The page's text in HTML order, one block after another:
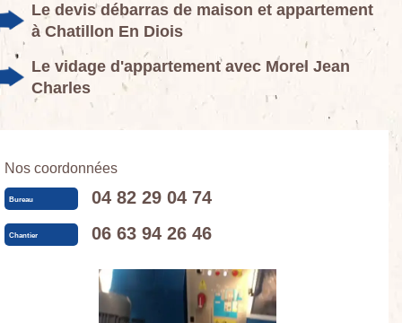
Le devis débarras de maison et appartement
à Chatillon En Diois
Le vidage d'appartement avec Morel Jean
Charles
Nos coordonnées
Bureau 04 82 29 04 74
Chantier 06 63 94 26 46